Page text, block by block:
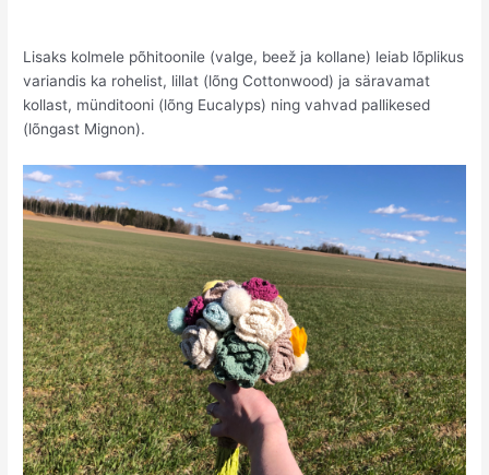
Lisaks kolmele põhitoonile (valge, beež ja kollane) leiab lõplikus
variandis ka rohelist, lillat (lõng Cottonwood) ja säravamat
kollast, münditooni (lõng Eucalyps) ning vahvad pallikesed
(lõngast Mignon).